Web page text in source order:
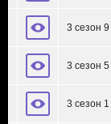
3 сезон
3 сезон
3 сезон